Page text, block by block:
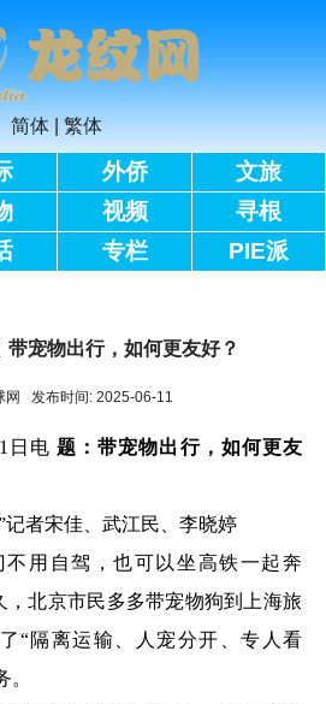
简体 繁体
外侨
文旅
视频
寻根
专栏 PIE派
带宠物出行，如何更友好？
网 发布时间: 2025-06-11
日电 题：带宠物出行，如何更友
记者宋佳、武江民、李晓婷
不用自驾，也可以坐高铁一起奔
，北京市民多多带宠物狗到上海旅
“隔离运输、人宠分开、专人看